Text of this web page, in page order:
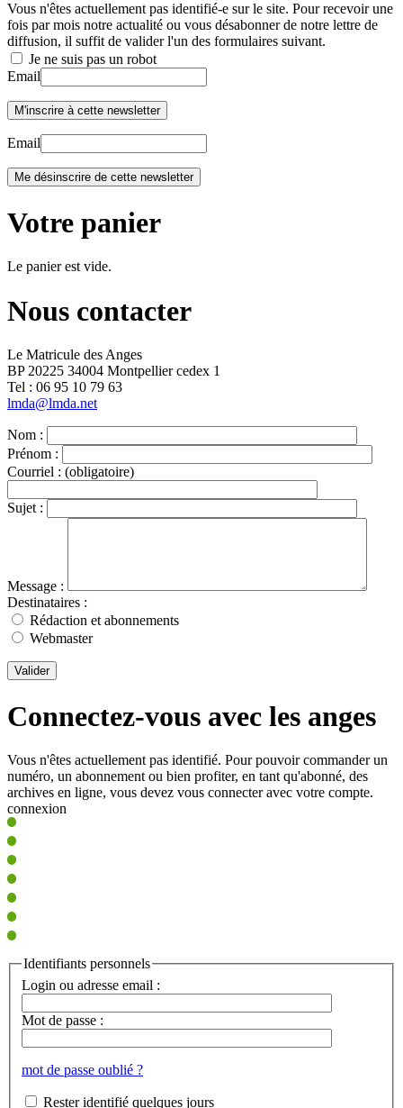
Vous n'êtes actuellement pas identifié-e sur le site. Pour recevoir une
fois par mois notre actualité ou vous désabonner de notre lettre de
diffusion, il suffit de valider l'un des formulaires suivant.
Je ne suis pas un robot
Email
Email
Votre panier
Le panier est vide.
Nous contacter
Le Matricule des Anges
BP 20225 34004 Montpellier cedex 1
Tel : ‭06 95 10 79 63
lmda@lmda.net
Nom :
Prénom :
Courriel : (obligatoire)
Sujet :
Message :
Destinataires :
Rédaction et abonnements
Webmaster
Valider
Connectez-vous avec les anges
Vous n'êtes actuellement pas identifié. Pour pouvoir commander un
numéro, un abonnement ou bien profiter, en tant qu'abonné, des
archives en ligne, vous devez vous connecter avec votre compte.
connexion
Identifiants personnels
Login ou adresse email :
Mot de passe :
mot de passe oublié ?
Rester identifié quelques jours